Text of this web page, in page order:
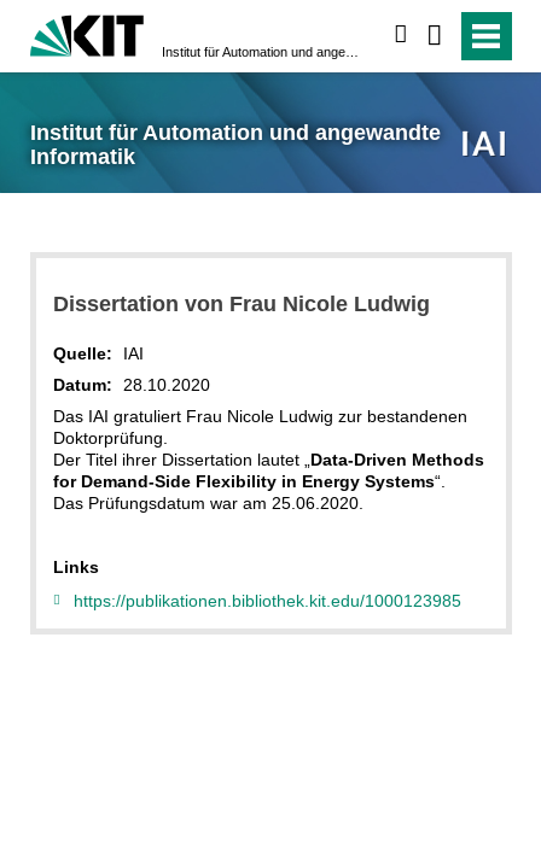
Institut für Automation und angewandte
Informatik
Dissertation von Frau Nicole Ludwig
Quelle:
IAI
Datum:
28.10.2020
Das IAI gratuliert Frau Nicole Ludwig zur bestandenen
Doktorprüfung.
Der Titel ihrer Dissertation lautet „Data-Driven Methods
for Demand-Side Flexibility in Energy Systems“.
Das Prüfungsdatum war am 25.06.2020.
Links
https://publikationen.bibliothek.kit.edu/1000123985